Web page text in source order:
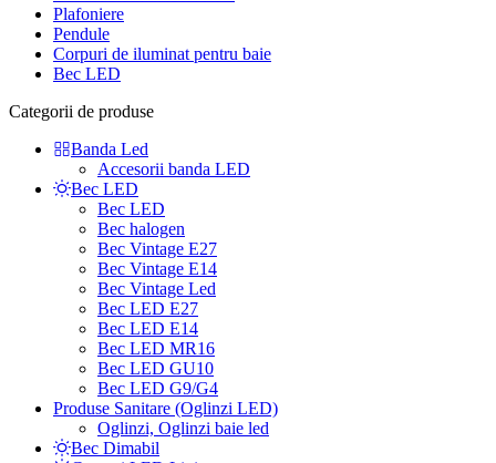
Plafoniere
Pendule
Corpuri de iluminat pentru baie
Bec LED
Categorii de produse
Banda Led
Accesorii banda LED
Bec LED
Bec LED
Bec halogen
Bec Vintage E27
Bec Vintage E14
Bec Vintage Led
Bec LED E27
Bec LED E14
Bec LED MR16
Bec LED GU10
Bec LED G9/G4
Produse Sanitare (Oglinzi LED)
Oglinzi, Oglinzi baie led
Bec Dimabil